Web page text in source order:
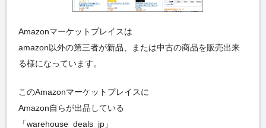
Amazonマーケットプレイスは
amazon以外の第三者が新品、または中古の商品を販売出来
る様になっています。
このAmazonマーケットプレイスに
Amazon自らが出品している
「warehouse_deals_jp」